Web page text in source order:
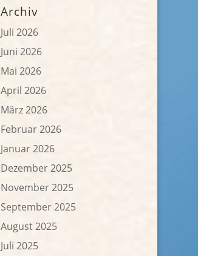
Archiv
Juli 2026
Juni 2026
Mai 2026
April 2026
März 2026
Februar 2026
Januar 2026
Dezember 2025
November 2025
September 2025
August 2025
Juli 2025